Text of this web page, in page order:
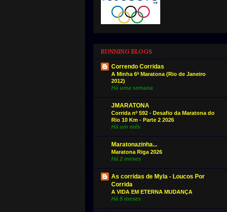
RUNNING BLOGS
Correndo Corridas
A Minha 6ª Maratona (Rio de Janeiro
2012)
Há uma semana
JMARATONA
Corrida nº 592 - Desafio da Maratona do
Rio 10 Km - Parte 2 2026
Há um mês
Maratonazinha...
Maratona Riga 2026
Há 2 meses
As corridas de Myla - Loucos Por
Corrida
A VIDA EM ETERNA MUDANÇA
Há 5 meses